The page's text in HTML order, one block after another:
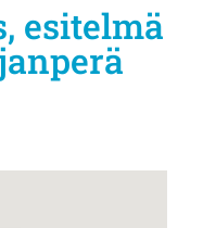
esitelmä